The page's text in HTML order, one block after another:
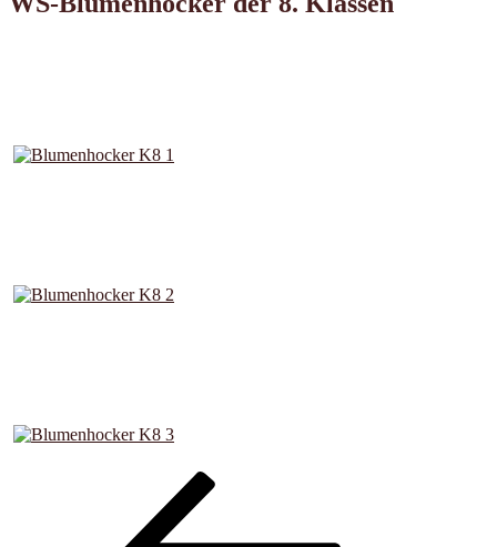
Beitragsnavigation